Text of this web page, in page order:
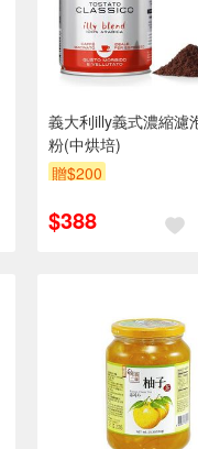
義大利illy義式濃縮濾
粉(中烘培)
贈$200
$388